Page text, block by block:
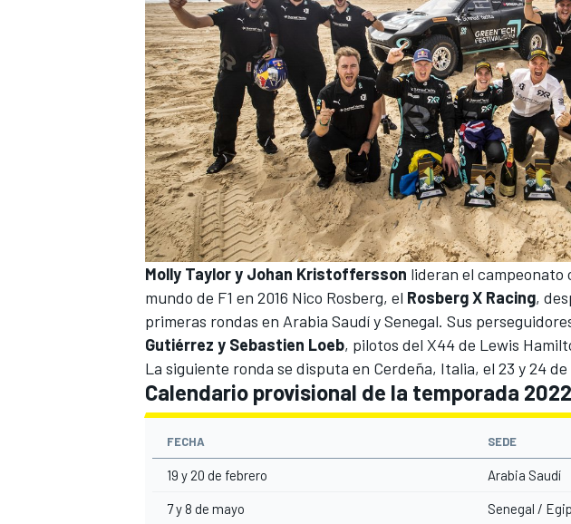
Molly Taylor y Johan Kristoffersson lideran el campeonato
mundo de F1 en 2016 Nico Rosberg, el Rosberg X Racing,
primeras rondas en Arabia SaudíySenegal. Sus
Gutiérrez y Sebastien Loeb, pilotos del X44 de Lewis
La siguiente ronda se disputa en Cerdeña, Italia, el 23 y 24
Calendario provisional de la temporada
FECHA SEDE
19 y 20 de febrero Arabia Saudí
7 y 8 de mayo Senegal /